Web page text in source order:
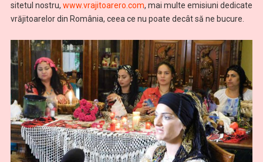
sitetul nostru, www.vrajitoarero.com, mai multe emisiuni dedicate
vrăjitoarelor din România, ceea ce nu poate decât să ne bucure.